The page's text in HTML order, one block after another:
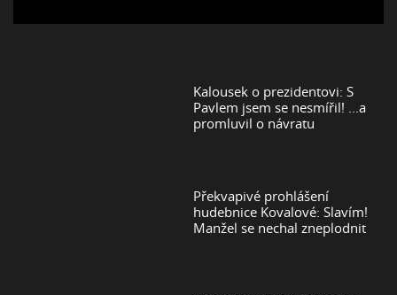
Kalousek o prezidentovi: S
Pavlem jsem se nesmířil! ...a
promluvil o návratu
Překvapivé prohlášení
hudebnice Kovalové: Slavím!
Manžel se nechal zneplodnit